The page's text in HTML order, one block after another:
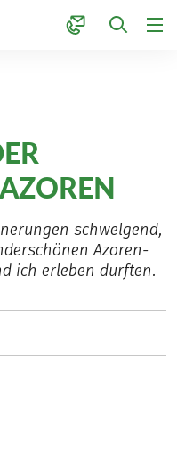
schwelgend,
Azoren-
ich erleben durften.